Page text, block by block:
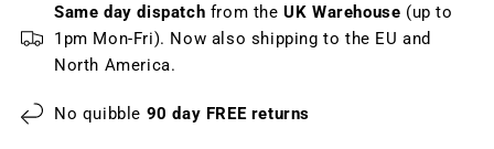
Same day dispatch from theUK Warehouse (up to
1pm Mon-Fri). Now also shipping to the EU and
North America.
No quibble 90 day FREE returns